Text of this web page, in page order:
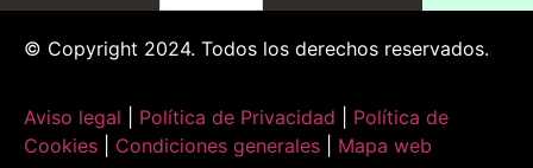
© Copyright 2024. Todos los derechos reservados.
Aviso legal Política de Privacidad
Política de
Cookies
Condiciones generales Mapa web